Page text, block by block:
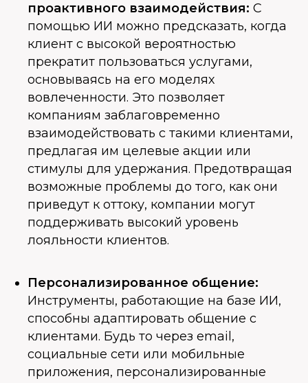
проактивного взаимодействия: С
помощью ИИ можно предсказать, когда
клиент с высокой вероятностью
прекратит пользоваться услугами,
основываясь на его моделях
вовлеченности. Это позволяет
компаниям заблаговременно
взаимодействовать с такими клиентами,
предлагая им целевые акции или
стимулы для удержания. Предотвращая
возможные проблемы до того, как они
приведут к оттоку, компании могут
поддерживать высокий уровень
лояльности клиентов.
Персонализированное общение:
Инструменты, работающие на базе ИИ,
способны адаптировать общение с
клиентами. Будь то через email,
социальные сети или мобильные
приложения, персонализированные